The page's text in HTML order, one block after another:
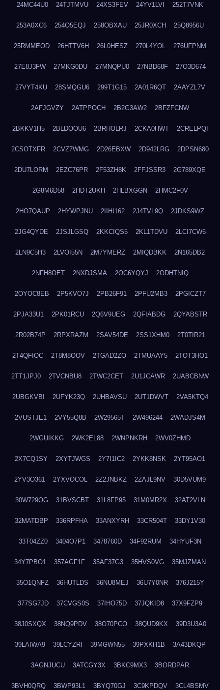
24MC44U0 24TJTMVU 24XS3FEV 24YV1LVI 252T7VNK
253A0XC6 254O5EQJ 258OBXAU 25JR0XCH 25Q8956U
25RMMEOD 26HTTV6H 26L0HESZ 270L4YOL 276UFPNM
27E8J3FW 27MKG0DU 27MNQPU0 27NBD68F 27O3D674
27VYT4KU 28SMQGU6 299T1G15 2A01R6QT 2AAYZL7V
2AFJGVZY 2ATPPOCH 2B2G3AW2 2BFZFCNW
2BKKV1H5 2BLDOOU6 2BRHOLRJ 2CKA0HWT 2CRELPQI
2CSOTXFR 2CVZ7WMG 2D26EBXW 2D942LRG 2DPSN680
2DU7LORM 2EZC76PR 2F53ZH8K 2FFJSSR3 2G789XQE
2G8M6D58 2HDT2UKH 2HLBXGGN 2HMC2F0V
2HO7QAUP 2HYWPJNU 2IIHI162 2J4TVL9Q 2JDKS9WZ
2JG4QYDE 2JSJLGSQ 2KKCIQS5 2KL1TDVU 2LCI7CW6
2LN9C5H3 2LVOI55N 2M7YMERZ 2MIQDBKK 2N165DB2
2NFH8OET 2NXDJSMA 2OC6YQYJ 2ODHTNIQ
2OYOC8EB 2P5KVO7J 2PB26F91 2PFU2MB3 2PGICZT7
2PJA33U1 2PK01RCU 2Q6V9UEG 2QFIABDG 2QYABSTR
2R02B74P 2RPXRAZM 2SAV54DE 2SS1XHM0 2T0TIR21
2T4QFIOC 2T8M8OOV 2TGAD2ZO 2TMUAAY5 2TOT3HO1
2TT1JPJ0 2TVCNBU8 2TWC2CET 2U1JCAWR 2UABCBNW
2UBGKVBI 2UFYK23Q 2UHBAVSU 2UT1DWVT 2VA5KTQ4
2VUSTJE1 2VY55Q8B 2W29565T 2W496244 2WADJS4M
2WGUIKKG 2WK2EL88 2WNPNKRH 2WV0ZHMD
2X7CQ1SY 2XYTJWGS 2Y7I1IC2 2YKK8NSK 2YT95AO1
2YV3O361 2YXVOCOL 2Z2JNBKZ 2ZAJL9NV 30D5VUM9
30W729OG 31BVSCBT 31L8FP95 31M0MR2X 32AT2VLN
32MATDBP 336RPFHA 33ANXYRH 33CR504T 33DY1V30
33T04ZZ0 3404O7P1 3478760D 34F92RUM 34HYUF3N
34Y7PBO1 357AGF1F 35AF37G3 35HVS0VG 35MJZMAN
35O1QNFZ 36HUTLDS 36NU8MEJ 36U7Y0NR 376J215Y
377SG7JD 37CVGS0S 37IHO75D 37JQKID8 37X9FZP9
38J0SXQX 38NQ9PDV 38O70PCO 38QUD9KX 39D3U3A0
39LAIWA9 39LCYZRI 39MGWN55 39PXKH1B 3A43DKQP
3AGNJUCU 3ATCGY3X 3BKC9MX3 3BORDPAR
3BVH0QRQ 3BWP93L1 3BYQ70GJ 3C9KPDQV 3CL4BSMV